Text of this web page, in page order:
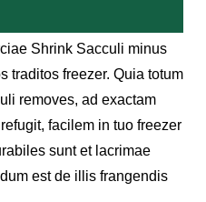
Shrink Sacculi minus
traditos freezer. Quia totum
removes, ad exactam
facilem in tuo freezer
sunt et lacrimae
est de illis frangendis